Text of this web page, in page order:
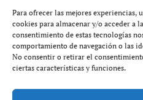
Para ofrecer las mejores experiencias,
cookies para almacenar y/o acceder a
consentimiento de estas tecnologías
comportamiento de navegación o las
No consentir o retirar el
ciertas características y funciones.